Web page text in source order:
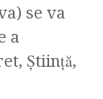
se va
a
Ştiinţă,